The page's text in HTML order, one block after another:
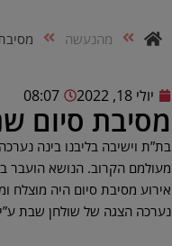
מהנעשה
יולי 18, 2022 08:07
מסיבת סיום
בת”ת וישיבה בליבנו בינה
מעולמם הקרוב. הנושא הועבר
אירוע מסיבת סיום היה מוצלח
נערכה הצגה של שולחן שבת